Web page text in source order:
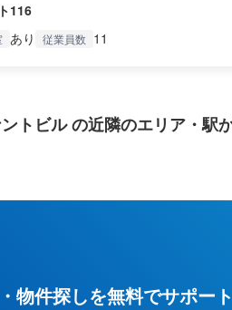
116
あり 従業員数 11
ントビル の近隣のエリア・駅
物件探しを無料でサポー